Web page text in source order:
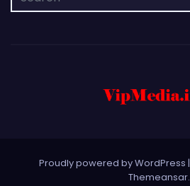
Proudly powered by WordPress |
Themeansar.